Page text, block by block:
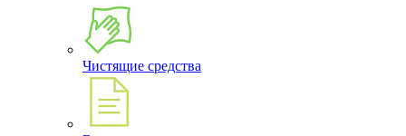
Чистящие средства